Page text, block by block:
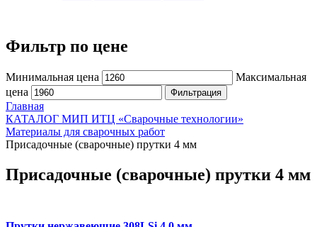
Фильтр по цене
Минимальная цена
Максимальная
цена
Фильтрация
Главная
КАТАЛОГ МИП ИТЦ «Сварочные технологии»
Материалы для сварочных работ
Присадочные (сварочные) прутки 4 мм
Присадочные (сварочные) прутки 4 мм